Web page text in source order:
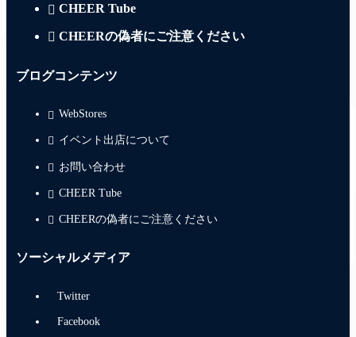
CHEER Tube
CHEERの偽者にご注意ください
ブログコンテンツ
WebStores
イベント出店について
お問い合わせ
CHEER Tube
CHEERの偽者にご注意ください
ソーシャルメディア
Twitter
Facebook